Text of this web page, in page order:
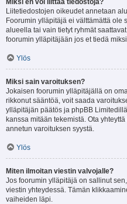
Miksi en voi liittää tiedostoja?
Liitetiedostojen oikeudet annetaan
Foorumin ylläpitäjä ei välttämättä
alueella tai vain tietyt ryhmät
foorumin ylläpitäjään jos et tiedä
Ylös
Miksi sain varoituksen?
Jokaisen foorumin ylläpitäjällä on
rikkonut sääntöä, voit saada
ylläpitäjän päätös ja phpBB
kanssa mitään tekemistä. Ota
annetun varoituksen syystä.
Ylös
Miten ilmoitan viestin valvojalle?
Jos foorumin ylläpitäjä on sallinut
viestin yhteydessä. Tämän
vaiheiden läpi.